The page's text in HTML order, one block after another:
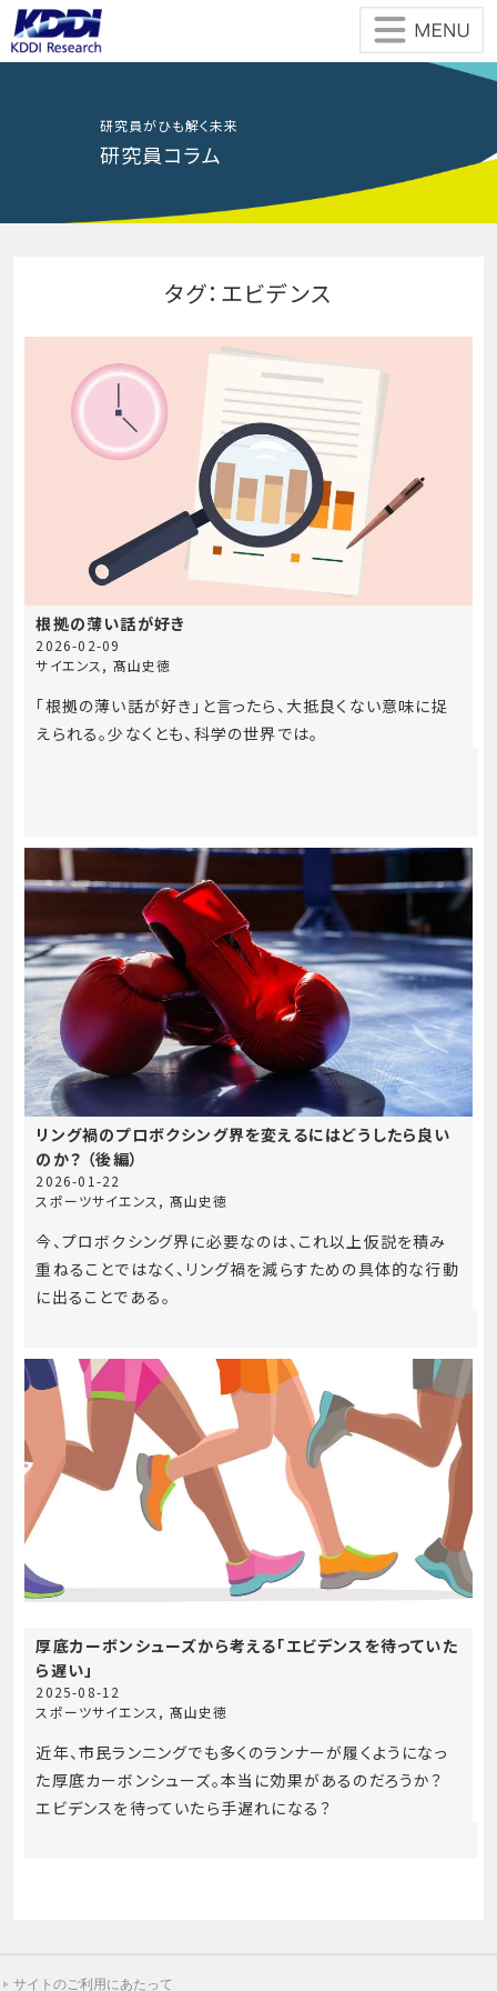
Skip
to
the
content
研究員がひも解く未来
研究員コラム
タグ：エビデンス
根拠の薄い話が好き
2026-02-09
サイエンス , 髙山史徳
「根拠の薄い話が好き」と言ったら、大抵良くない意味に捉
えられる。少なくとも、科学の世界では。
リング禍のプロボクシング界を変えるにはどうしたら良い
のか？ （後編）
2026-01-22
スポーツサイエンス , 髙山史徳
今、プロボクシング界に必要なのは、これ以上仮説を積み
重ねることではなく、リング禍を減らすための具体的な行動
に出ることである。
厚底カーボンシューズから考える「エビデンスを待っていた
ら遅い」
2025-08-12
スポーツサイエンス , 髙山史徳
近年、市民ランニングでも多くのランナーが履くようになっ
た厚底カーボンシューズ。本当に効果があるのだろうか？
エビデンスを待っていたら手遅れになる？
サイトのご利用にあたって